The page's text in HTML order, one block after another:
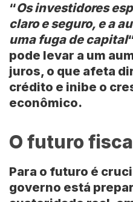
“Os investidores
claro e seguro, e a
uma fuga de capital
pode levar a um
juros, o que afeta
crédito e inibe o
econômico.
O futuro
Para o futuro é
governo está